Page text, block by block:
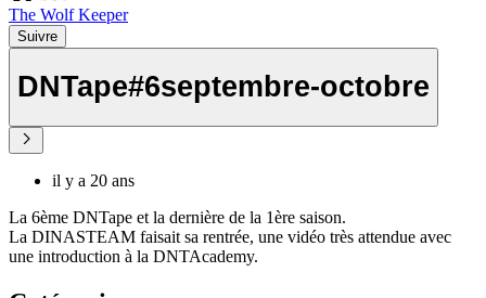
The Wolf Keeper
Suivre
DNTape#6septembre-octobre
il y a 20 ans
La 6ème DNTape et la dernière de la 1ère saison.
La DINASTEAM faisait sa rentrée, une vidéo très attendue avec
une introduction à la DNTAcademy.